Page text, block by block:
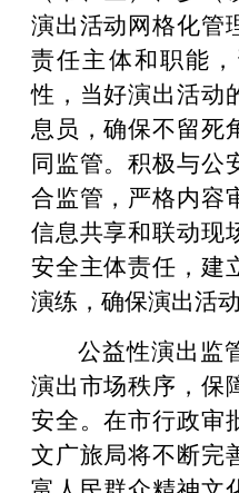
演出活动网格化管
责任主体和职能
性，当好演出活动
息员，确保不留死
同监管。积极与公
合监管，严格内容
信息共享和联动现
安全主体责任，建
演练，确保演出活动
公益性演出监
演出市场秩序，保
安全。在市行政审
文广旅局将不断完